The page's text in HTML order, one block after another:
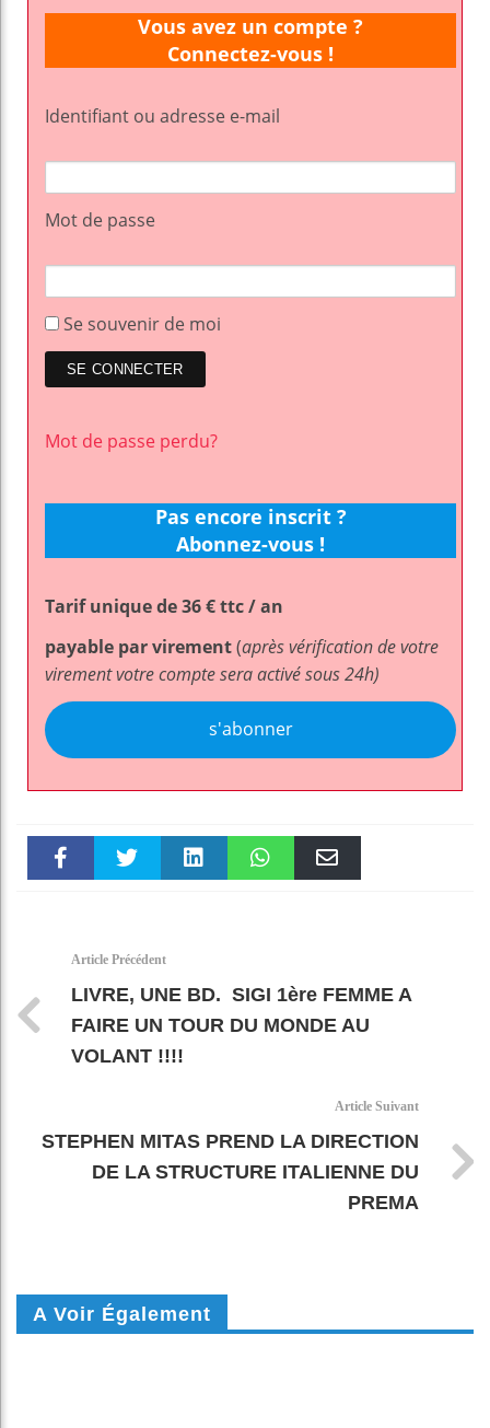
Vous avez un compte ?
Connectez-vous !
Identifiant ou adresse e-mail
Mot de passe
Se souvenir de moi
Mot de passe perdu?
Pas encore inscrit ?
Abonnez-vous !
Tarif unique de 36 € ttc / an
payable par virement(après vérification de votre
virement votre compte sera activé sous 24h)
s'abonner
Article Précédent
LIVRE, UNE BD. SIGI 1ère FEMME A
FAIRE UN TOUR DU MONDE AU
VOLANT !!!!
Article Suivant
STEPHEN MITAS PREND LA DIRECTION
DE LA STRUCTURE ITALIENNE DU
PREMA
A Voir Également